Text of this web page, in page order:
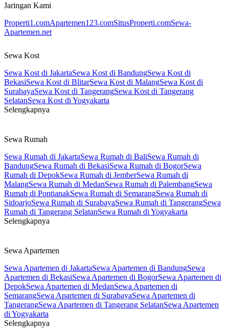
Jaringan Kami
Properti1.comApartemen123.comSitusProperti.comSewa-
Apartemen.net
Sewa Kost
Sewa Kost di JakartaSewa Kost di BandungSewa Kost di
BekasiSewa Kost di BlitarSewa Kost di MalangSewa Kost di
SurabayaSewa Kost di TangerangSewa Kost di Tangerang
SelatanSewa Kost di Yogyakarta
Selengkapnya
Sewa Rumah
Sewa Rumah di JakartaSewa Rumah di BaliSewa Rumah di
BandungSewa Rumah di BekasiSewa Rumah di BogorSewa
Rumah di DepokSewa Rumah di JemberSewa Rumah di
MalangSewa Rumah di MedanSewa Rumah di PalembangSewa
Rumah di PontianakSewa Rumah di SemarangSewa Rumah di
SidoarjoSewa Rumah di SurabayaSewa Rumah di TangerangSewa
Rumah di Tangerang SelatanSewa Rumah di Yogyakarta
Selengkapnya
Sewa Apartemen
Sewa Apartemen di JakartaSewa Apartemen di BandungSewa
Apartemen di BekasiSewa Apartemen di BogorSewa Apartemen di
DepokSewa Apartemen di MedanSewa Apartemen di
SemarangSewa Apartemen di SurabayaSewa Apartemen di
TangerangSewa Apartemen di Tangerang SelatanSewa Apartemen
di Yogyakarta
Selengkapnya